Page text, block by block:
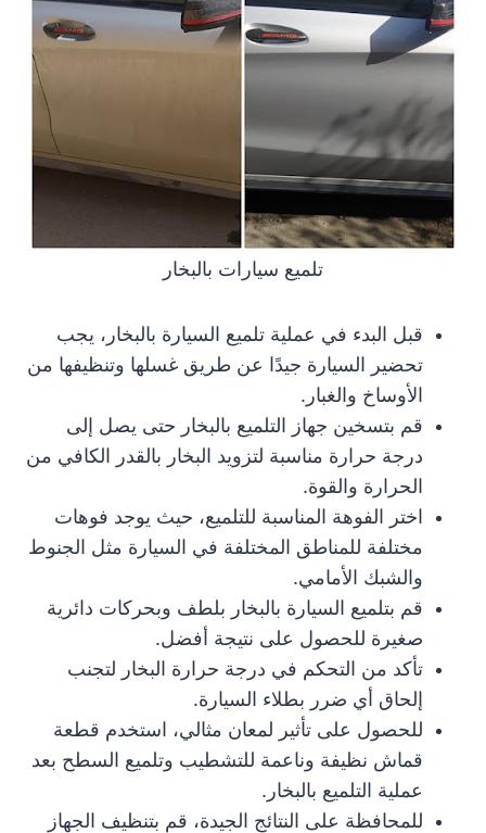
تلميع سيارات بالبخار
قبل البدء في عملية تلميع السيارة بالبخار، يجب
تحضير السيارة جيدًا عن طريق غسلها وتنظيفها من
الأوساخ والغبار.
قم بتسخين جهاز التلميع بالبخار حتى يصل إلى
درجة حرارة مناسبة لتزويد البخار بالقدر الكافي من
الحرارة والقوة.
اختر الفوهة المناسبة للتلميع، حيث يوجد فوهات
مختلفة للمناطق المختلفة في السيارة مثل الجنوط
والشبك الأمامي.
قم بتلميع السيارة بالبخار بلطف وبحركات دائرية
صغيرة للحصول على نتيجة أفضل.
تأكد من التحكم في درجة حرارة البخار لتجنب
إلحاق أي ضرر بطلاء السيارة.
للحصول على تأثير لمعان مثالي، استخدم قطعة
قماش نظيفة وناعمة للتشطيب وتلميع السطح بعد
عملية التلميع بالبخار.
للمحافظة على النتائج الجيدة، قم بتنظيف الجهاز